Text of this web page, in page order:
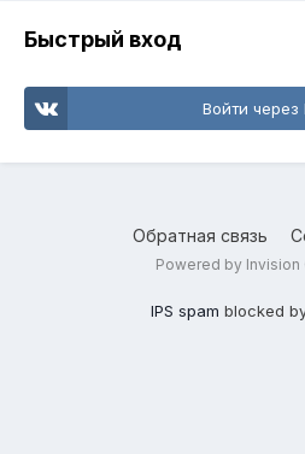
Быстрый вход
Войти через
Обратная связь
Powered by Invision
IPS spam blocked